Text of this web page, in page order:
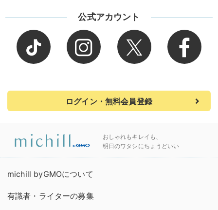
公式アカウント
ログイン・無料会員登録
おしゃれもキレイも、
明日のワタシにちょうどいい
michill byGMOについて
有識者・ライターの募集